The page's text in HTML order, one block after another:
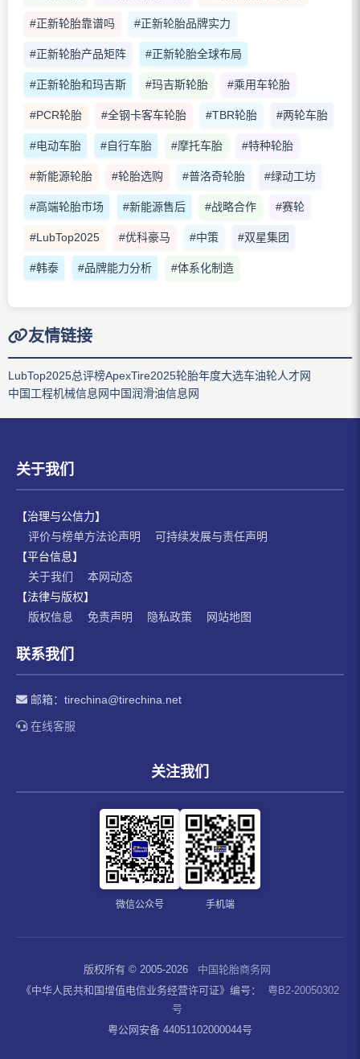
#正新轮胎靠谱吗 #正新轮胎品牌实力
#正新轮胎产品矩阵 #正新轮胎全球布局
#正新轮胎和玛吉斯 #玛吉斯轮胎 #乘用车轮胎
#PCR轮胎 #全钢卡客车轮胎 #TBR轮胎 #两轮车胎
#电动车胎 #自行车胎 #摩托车胎 #特种轮胎
#新能源轮胎 #轮胎选购 #普洛奇轮胎 #绿动工坊
#高端轮胎市场 #新能源售后 #战略合作 #赛轮
#LubTop2025 #优科豪马 #中策 #双星集团
#韩泰 #品牌能力分析 #体系化制造
友情链接
LubTop2025总评榜ApexTire2025轮胎年度大选车油轮人才网
中国工程机械信息网中国润滑油信息网
关于我们
【治理与公信力】
评价与榜单方法论声明
可持续发展与责任声明
【平台信息】
关于我们
本网动态
【法律与版权】
版权信息
免责声明 隐私政策 网站地图
联系我们
邮箱： tirechina@tirechina.net
在线客服
关注我们
微信公众号 手机端
版权所有 © 2005-2026
中国轮胎商务网
《中华人民共和国增值电信业务经营许可证》编号：
粤B2-20050302
号
粤公网安备 44051102000044号